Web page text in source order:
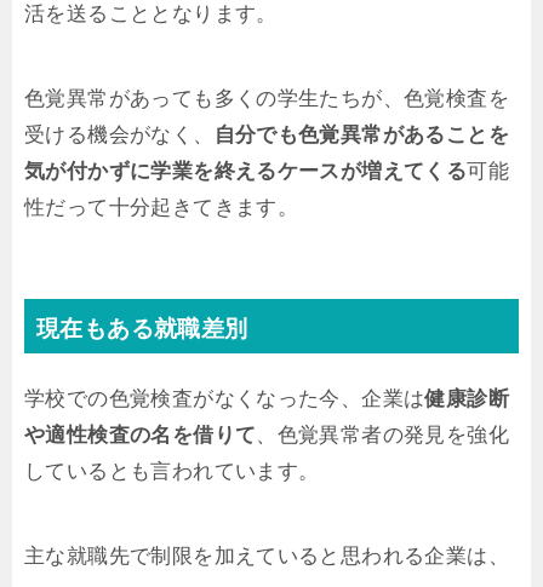
活を送ることとなります。
色覚異常があっても多くの学生たちが、色覚検査を
受ける機会がなく、
自分でも色覚異常があることを
気が付かずに学業を終えるケースが増えてくる可能
性だって十分起きてきます。
現在もある就職差別
学校での色覚検査がなくなった今、企業は健康診断
や適性検査の名を借りて、色覚異常者の発見を強化
しているとも言われています。
主な就職先で制限を加えていると思われる企業は、